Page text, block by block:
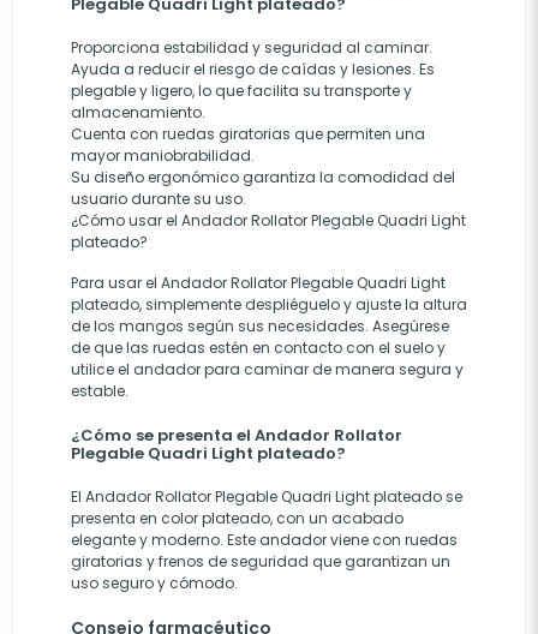
Proporciona estabilidad y seguridad al caminar.
Ayuda a reducir el riesgo de caídas y lesiones. Es
plegable y ligero, lo que facilita su transporte y
almacenamiento.
Cuenta con ruedas giratorias que permiten una
mayor maniobrabilidad.
Su diseño ergonómico garantiza la comodidad del
usuario durante su uso.
¿Cómo usar el Andador Rollator Plegable Quadri Light
plateado?
Para usar el Andador Rollator Plegable Quadri Light
plateado, simplemente despliéguelo y ajuste la altura
de los mangos según sus necesidades. Asegúrese
de que las ruedas estén en contacto con el suelo y
utilice el andador para caminar de manera segura y
estable.
¿Cómo se presenta el Andador Rollator
Plegable Quadri Light plateado?
El Andador Rollator Plegable Quadri Light plateado se
presenta en color plateado, con un acabado
elegante y moderno. Este andador viene con ruedas
giratorias y frenos de seguridad que garantizan un
uso seguro y cómodo.
Consejo farmacéutico